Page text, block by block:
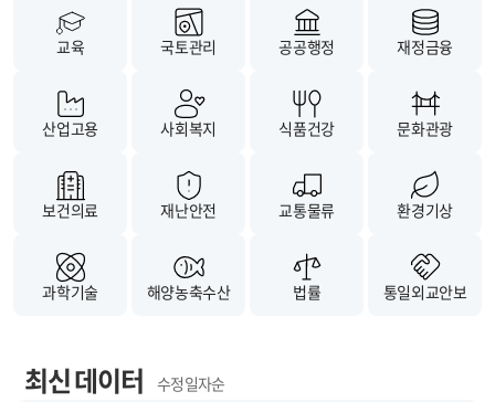
교육 국토관리 공공행정 재정금융
산업고용 사회복지 식품건강 문화관광
보건의료 재난안전 교통물류 환경기상
과학기술 해양농축수산 법률 통일외교안보
최신 데이터 수정 일자순